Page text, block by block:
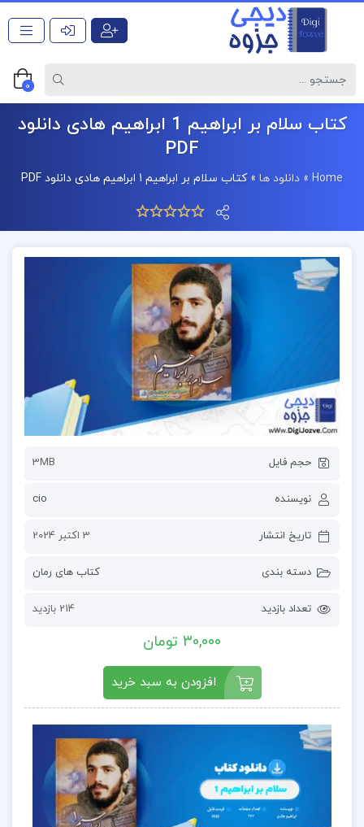
0
کتاب سلام بر ابراهیم 1 ابراهیم هادی دانلود
PDF
Home
» دانلود ها »کتاب سلام بر ابراهیم 1 ابراهیم هادی دانلود PDF
حجم فایل 3MB
نویسنده cio
تاریخ انتشار 3 اکتبر 2024
دسته بندی کتاب های رمان
تعداد بازدید 214 بازدید
30,000 تومان
افزودن به سبد خرید